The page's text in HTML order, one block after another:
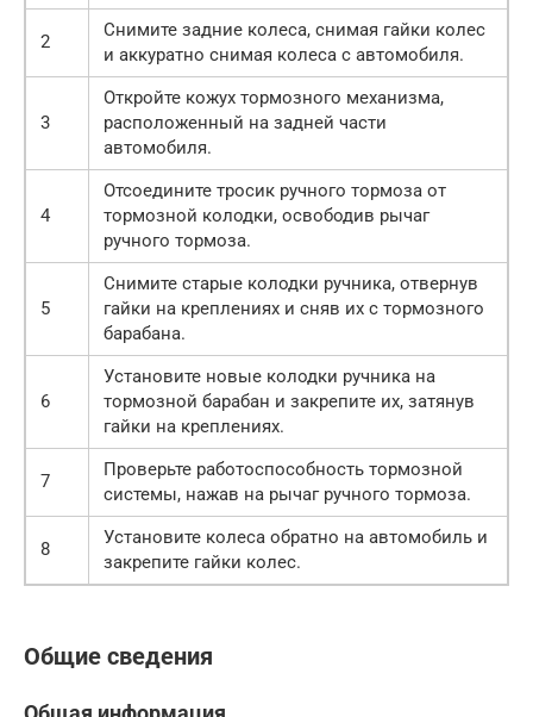
2
Снимите задние колеса, снимая гайки колес
и аккуратно снимая колеса с автомобиля.
3
Откройте кожух тормозного механизма,
расположенный на задней части
автомобиля.
4
Отсоедините тросик ручного тормоза от
тормозной колодки, освободив рычаг
ручного тормоза.
5
Снимите старые колодки ручника, отвернув
гайки на креплениях и сняв их с тормозного
барабана.
6
Установите новые колодки ручника на
тормозной барабан и закрепите их, затянув
гайки на креплениях.
7
Проверьте работоспособность тормозной
системы, нажав на рычаг ручного тормоза.
8
Установите колеса обратно на автомобиль и
закрепите гайки колес.
Общие сведения